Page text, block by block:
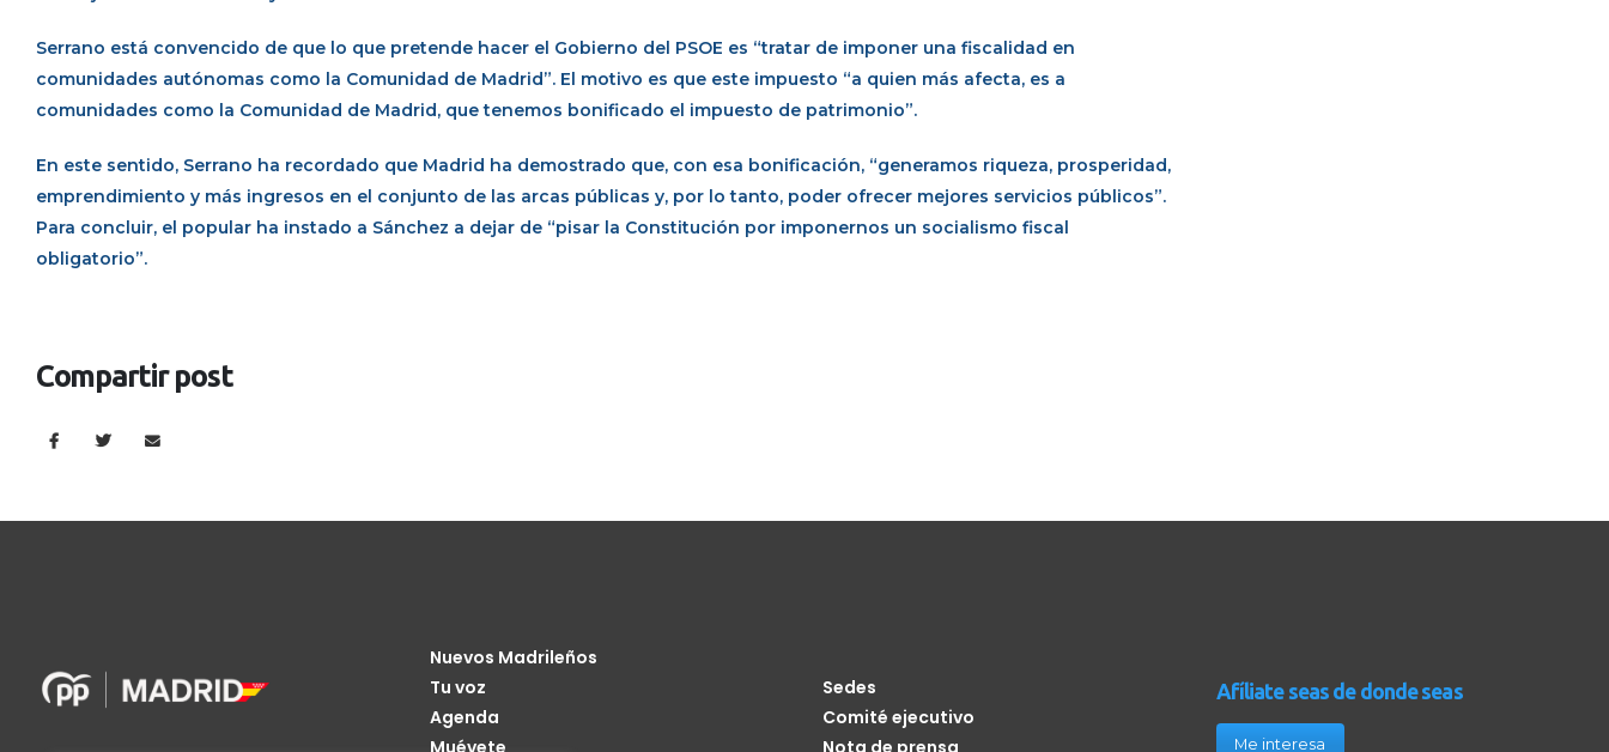
Serrano está convencido de que lo que pretende hacer el Gobierno del PSOE es “tratar de imponer una fiscalidad en
comunidades autónomas como la Comunidad de Madrid”. El motivo es que este impuesto “a quien más afecta, es a
comunidades como la Comunidad de Madrid, que tenemos bonificado el impuesto de patrimonio”.
En este sentido, Serrano ha recordado que Madrid ha demostrado que, con esa bonificación, “generamos riqueza, prosperidad,
emprendimiento y más ingresos en el conjunto de las arcas públicas y, por lo tanto, poder ofrecer mejores servicios públicos”.
Para concluir, el popular ha instado a Sánchez a dejar de “pisar la Constitución por imponernos un socialismo fiscal
obligatorio”.
Compartir post
Nuevos Madrileños
Tu voz
Agenda
Muévete
Sedes
Comité ejecutivo
Nota de prensa
Afíliate seas de donde seas
Me interesa